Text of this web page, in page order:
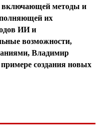
включающей методы и
их
ИИ и
возможности,
Владимир
создания новых